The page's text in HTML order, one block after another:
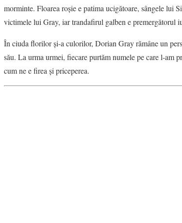
morminte. Floarea roşie e patima ucigătoare, sângele lui
victimele lui Gray, iar trandafirul galben e premergătorul
În ciuda florilor şi-a culorilor, Dorian Gray rămâne un
său. La urma urmei, fiecare purtăm numele pe care l-am
cum ne e firea şi priceperea.